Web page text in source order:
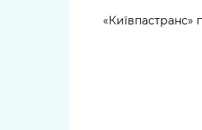
«Київпастранс»